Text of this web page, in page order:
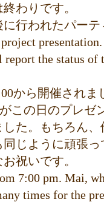
わりです。
行われたパー
presentation.
the status of
から開催されま
この日のプレゼ
した。もちろん
じように頑張
祝いです。
7:00 pm. Mai,
times for the